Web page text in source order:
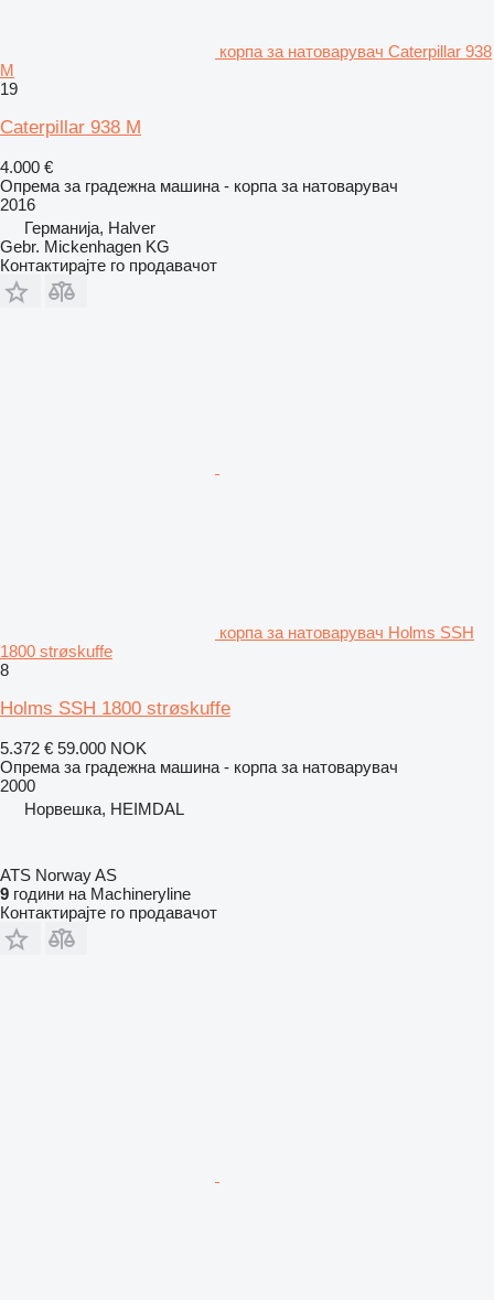
корпа за натоварувач Caterpillar 938
M
19
Caterpillar 938 M
4.000 €
Опрема за градежна машина - корпа за натоварувач
2016
Германија, Halver
Gebr. Mickenhagen KG
Контактирајте го продавачот
корпа за натоварувач Holms SSH
1800 strøskuffe
8
Holms SSH 1800 strøskuffe
5.372 € 59.000 NOK
Опрема за градежна машина - корпа за натоварувач
2000
Норвешка, HEIMDAL
ATS Norway AS
9 години на Machineryline
Контактирајте го продавачот